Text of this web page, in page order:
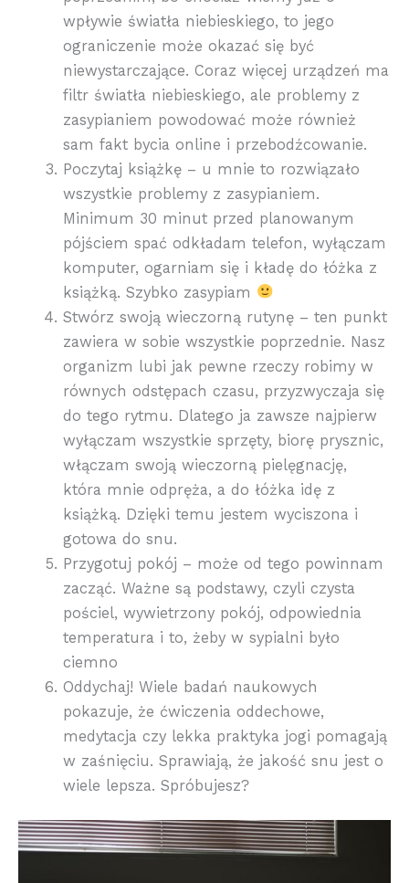
wpływie światła niebieskiego, to jego
ograniczenie może okazać się być
niewystarczające. Coraz więcej urządzeń ma
filtr światła niebieskiego, ale problemy z
zasypianiem powodować może również
sam fakt bycia online i przebodźcowanie.
Poczytaj książkę – u mnie to rozwiązało
wszystkie problemy z zasypianiem.
Minimum 30 minut przed planowanym
pójściem spać odkładam telefon, wyłączam
komputer, ogarniam się i kładę do łóżka z
książką. Szybko zasypiam
Stwórz swoją wieczorną rutynę – ten punkt
zawiera w sobie wszystkie poprzednie. Nasz
organizm lubi jak pewne rzeczy robimy w
równych odstępach czasu, przyzwyczaja się
do tego rytmu. Dlatego ja zawsze najpierw
wyłączam wszystkie sprzęty, biorę prysznic,
włączam swoją wieczorną pielęgnację,
która mnie odpręża, a do łóżka idę z
książką. Dzięki temu jestem wyciszona i
gotowa do snu.
Przygotuj pokój – może od tego powinnam
zacząć. Ważne są podstawy, czyli czysta
pościel, wywietrzony pokój, odpowiednia
temperatura i to, żeby w sypialni było
ciemno
Oddychaj! Wiele badań naukowych
pokazuje, że ćwiczenia oddechowe,
medytacja czy lekka praktyka jogi pomagają
w zaśnięciu. Sprawiają, że jakość snu jest o
wiele lepsza. Spróbujesz?